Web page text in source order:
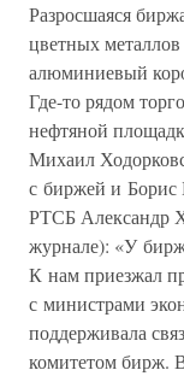
Разросшаяся
цветных
алюминиевый
Где-то рядом
нефтяной
Михаил
с биржей и Борис
РТСБ Александр
журнале): «У
К нам приезжал
с министрами
поддерживала
комитетом бирж.